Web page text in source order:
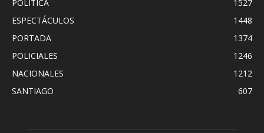
POLÍTICA
1527
ESPECTÁCULOS
1448
PORTADA
1374
POLICIALES
1246
NACIONALES
1212
SANTIAGO
607